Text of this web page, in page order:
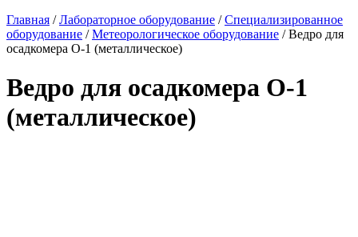
Главная /Лабораторное оборудование /Специализированное
оборудование /Метеорологическое оборудование / Ведро для
осадкомера О-1 (металлическое)
Ведро для осадкомера О-1
(металлическое)